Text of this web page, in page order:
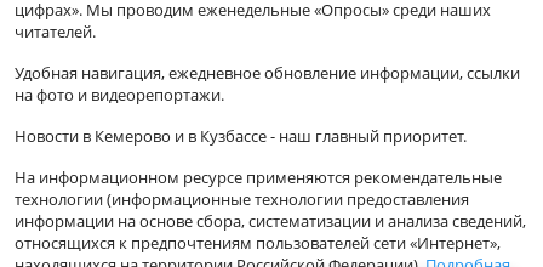
цифрах». Мы проводим еженедельные «Опросы» среди наших
читателей.
Удобная навигация, ежедневное обновление информации, ссылки
на фото и видеорепортажи.
Новости в Кемерово и в Кузбассе - наш главный приоритет.
На информационном ресурсе применяются рекомендательные
технологии (информационные технологии предоставления
информации на основе сбора, систематизации и анализа сведений,
относящихся к предпочтениям пользователей сети «Интернет»,